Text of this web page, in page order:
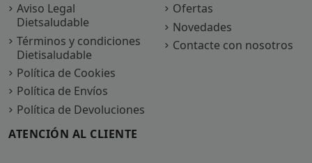
Aviso Legal
Dietsaludable
Términos y condiciones
Dietisaludable
Política de Cookies
Política de Envíos
Política de Devoluciones
Ofertas
Novedades
Contacte con nosotros
ATENCIÓN AL CLIENTE